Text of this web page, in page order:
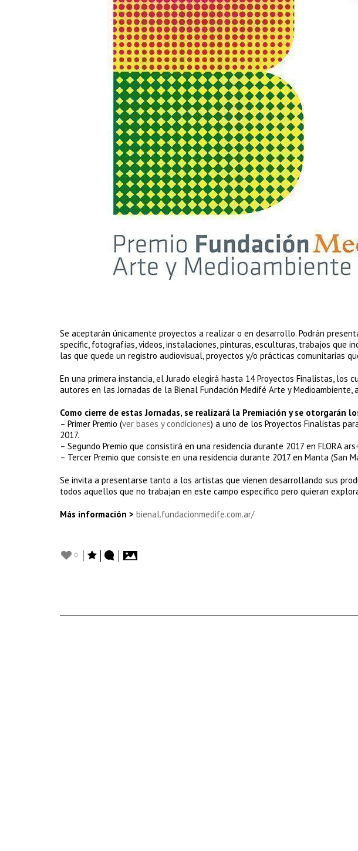
Se aceptarán únicamente proyectos a realizar o en desarrollo. Podrán
specific, fotografías, videos, instalaciones, pinturas, esculturas, trabajos que
las que quede un registro audiovisual, proyectos y/o prácticas comunitarias
En una primera instancia, el Jurado elegirá hasta 14 Proyectos Finalistas, los
autores en las Jornadas de la Bienal Fundación Medifé Arte y
Como cierre de estas Jornadas, se realizará la Premiación y se otorgarán
– Primer Premio (ver bases y condiciones) a uno de los Proyectos Finalistas
2017.
– Segundo Premio que consistirá en una residencia durante 2017 en FLORA
– Tercer Premio que consiste en una residencia durante 2017 en Manta (San
Se invita a presentarse tanto a los artistas que vienen desarrollando sus
todos aquellos que no trabajan en este campo específico pero quieran
Más información > bienal.fundacionmedife.com.ar/
0